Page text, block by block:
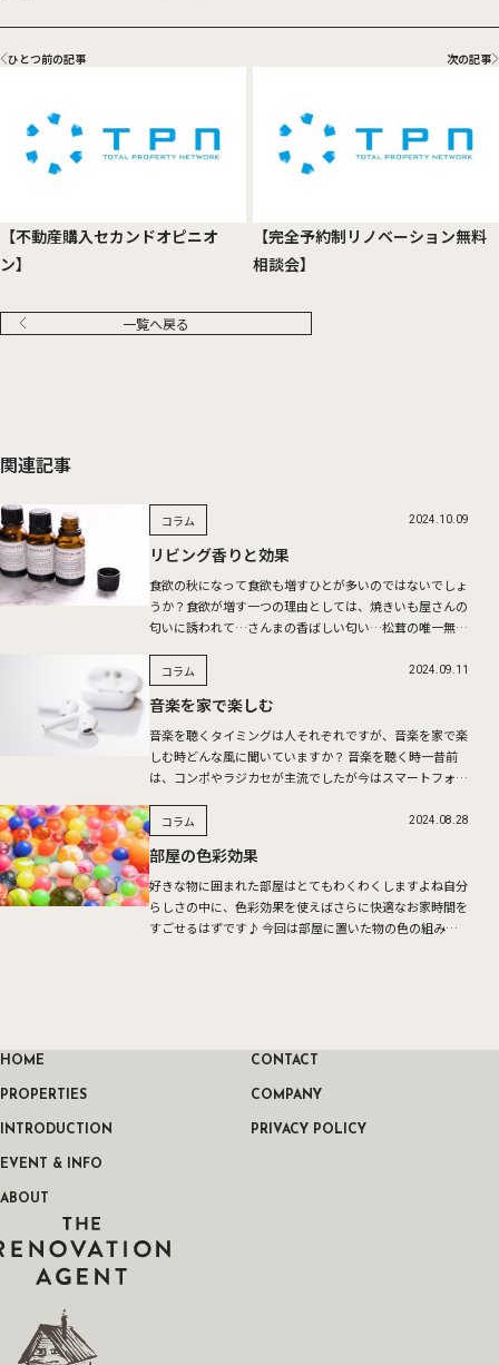
ひとつ前の記事
【不動産購入セカンドオピニオ
ン】
一覧へ戻る
次の記事
【完全予約制リノベーション無料
相談会】
関連記事
リビング香りと効果
食欲の秋になって食欲も増すひとが多いのではないでしょ
うか？食欲が増す一つの理由としては、焼きいも屋さんの
匂いに誘われて…さんまの香ばしい匂い…松茸の唯一無二
ありさまざま […]
コラム 2024.10.09
音楽を家で楽しむ
音楽を聴くタイミングは人それぞれですが、音楽を家で楽
しむ時どんな風に聞いていますか？ 音楽を聴く時一昔前
は、コンポやラジカセが主流でしたが今はスマートフォン
ーに […]
コラム 2024.09.11
部屋の色彩効果
好きな物に囲まれた部屋はとてもわくわくしますよね自分
らしさの中に、色彩効果を使えばさらに快適なお家時間を
すごせるはずです♪ 今回は部屋に置いた物の色の組み合
コラム 2024.08.28
RENOVATION AGENT
HOME
PROPERTIES
INTRODUCTION
EVENT & INFO
ABOUT
CONTACT
COMPANY
PRIVACY POLICY